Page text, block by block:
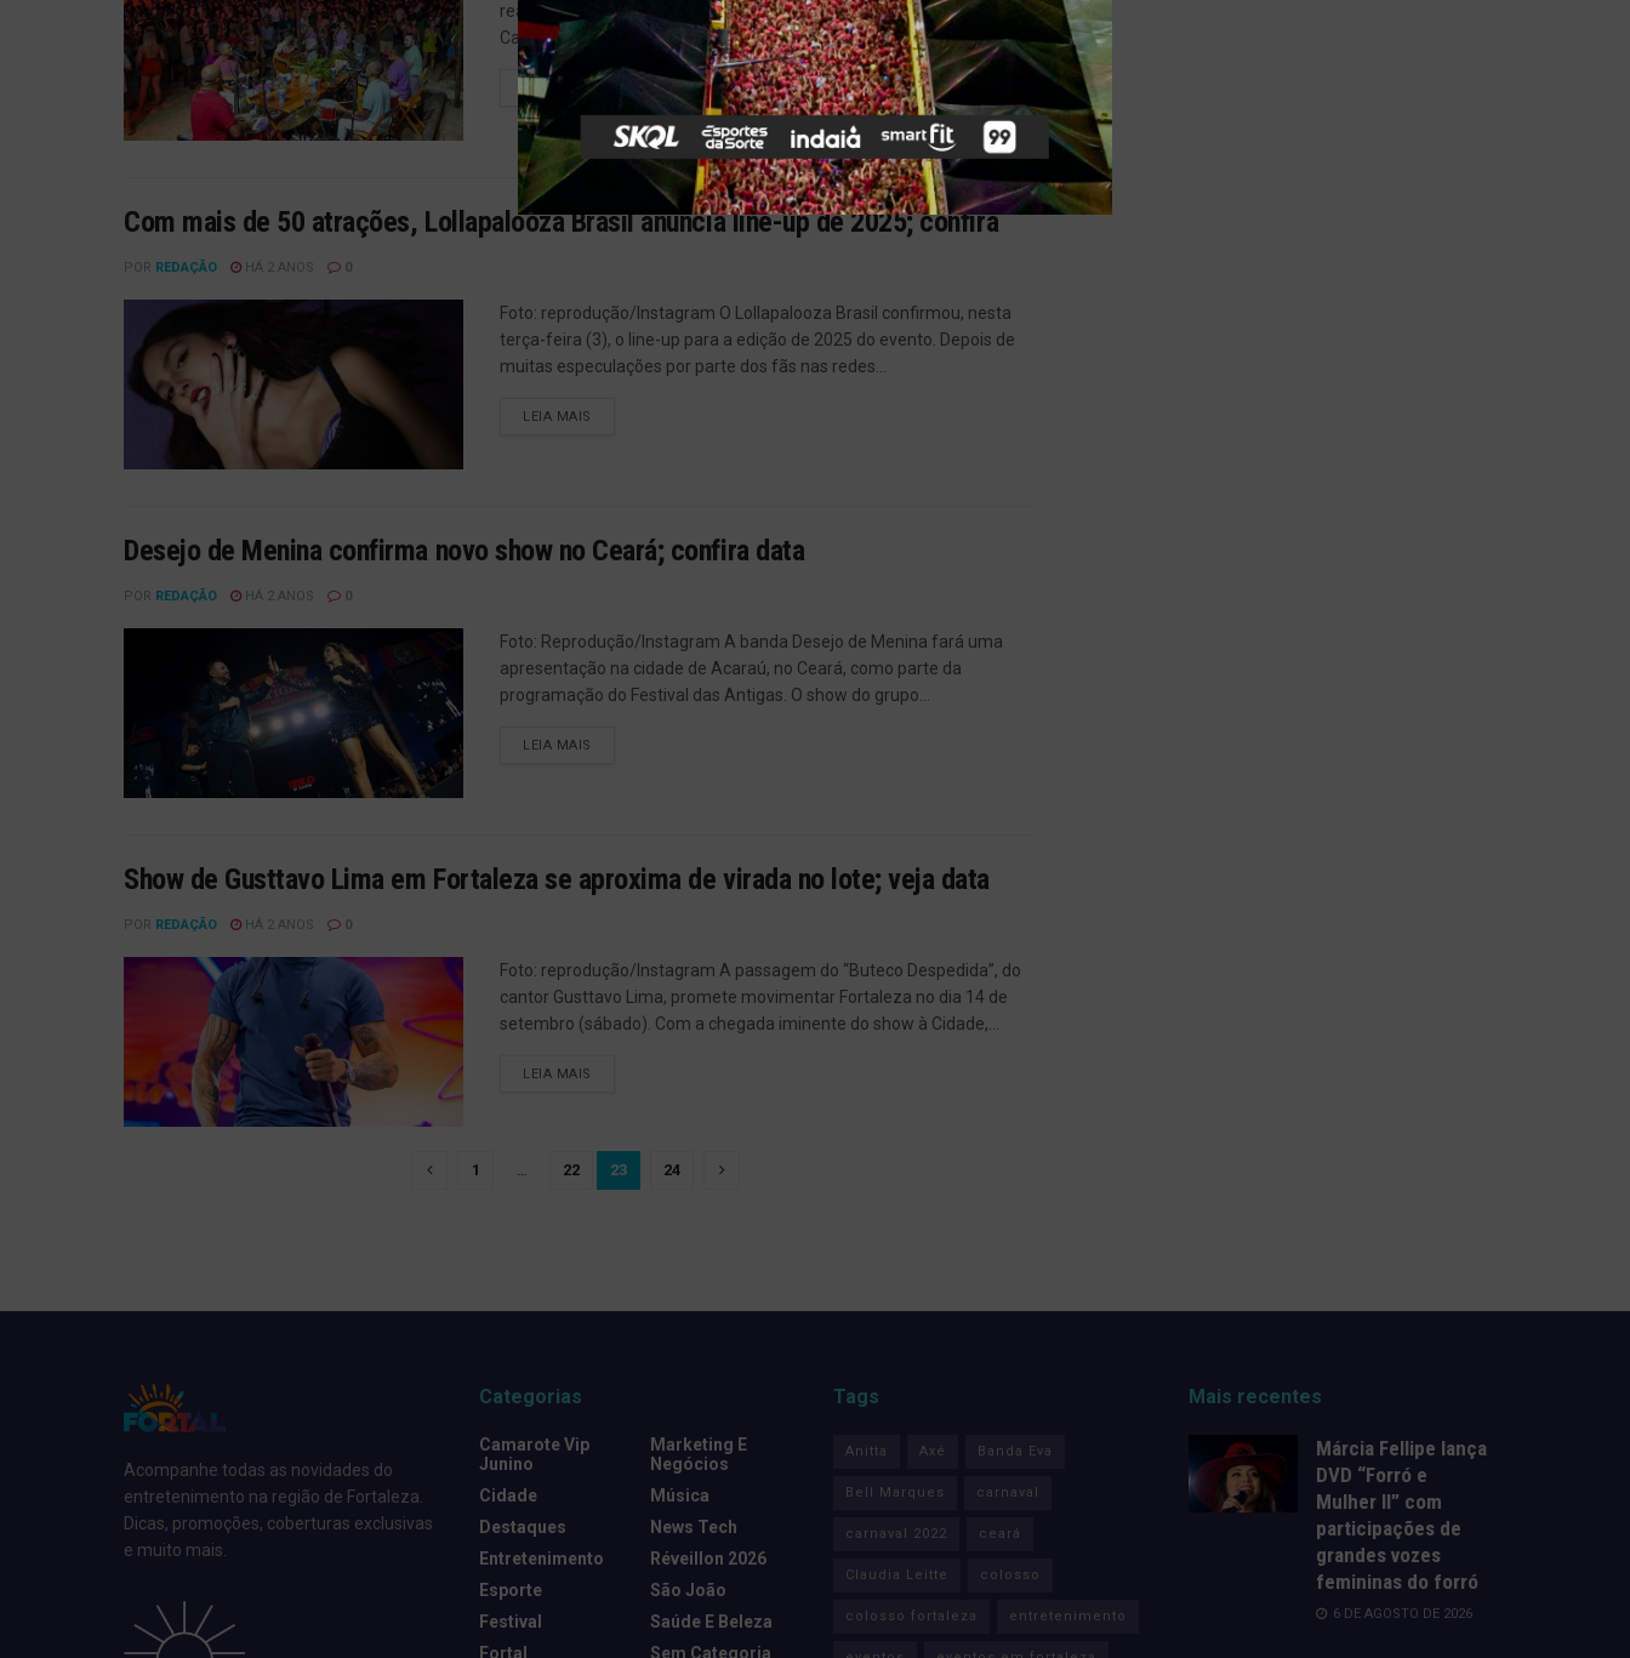
realizado nos dias 6 e 7 de setembro, na praia do Cumbuco, em
Caucaia. Na sexta-feira, as atrações serão de...
LEIA MAIS
Com mais de 50 atrações, Lollapalooza Brasil anuncia line-up de 2025; confira
POR REDAÇÃO HÁ 2 ANOS 0
Foto: reprodução/Instagram O Lollapalooza Brasil confirmou, nesta
terça-feira (3), o line-up para a edição de 2025 do evento. Depois de
muitas especulações por parte dos fãs nas redes...
LEIA MAIS
Desejo de Menina confirma novo show no Ceará; confira data
POR REDAÇÃO HÁ 2 ANOS 0
Foto: Reprodução/Instagram A banda Desejo de Menina fará uma
apresentação na cidade de Acaraú, no Ceará, como parte da
programação do Festival das Antigas. O show do grupo...
LEIA MAIS
Show de Gusttavo Lima em Fortaleza se aproxima de virada no lote; veja data
POR REDAÇÃO HÁ 2 ANOS 0
Foto: reprodução/Instagram A passagem do “Buteco Despedida”, do
cantor Gusttavo Lima, promete movimentar Fortaleza no dia 14 de
setembro (sábado). Com a chegada iminente do show à Cidade,...
LEIA MAIS
1 … 22 23 24
Acompanhe todas as novidades do
entretenimento na região de Fortaleza.
Dicas, promoções, coberturas exclusivas
e muito mais.
Categorias
Camarote Vip
Junino
Cidade
Destaques
Entretenimento
Esporte
Festival
Fortal
Marketing E
Negócios
Música
News Tech
Réveillon 2026
São João
Saúde E Beleza
Sem Categoria
Tags
Anitta Axé Banda Eva
Bell Marques carnaval
carnaval 2022 ceará
Claudia Leitte colosso
colosso fortaleza entretenimento
Mais recentes
Márcia Fellipe lança
DVD “Forró e
Mulher II” com
participações de
grandes vozes
femininas do forró
6 DE AGOSTO DE 2026